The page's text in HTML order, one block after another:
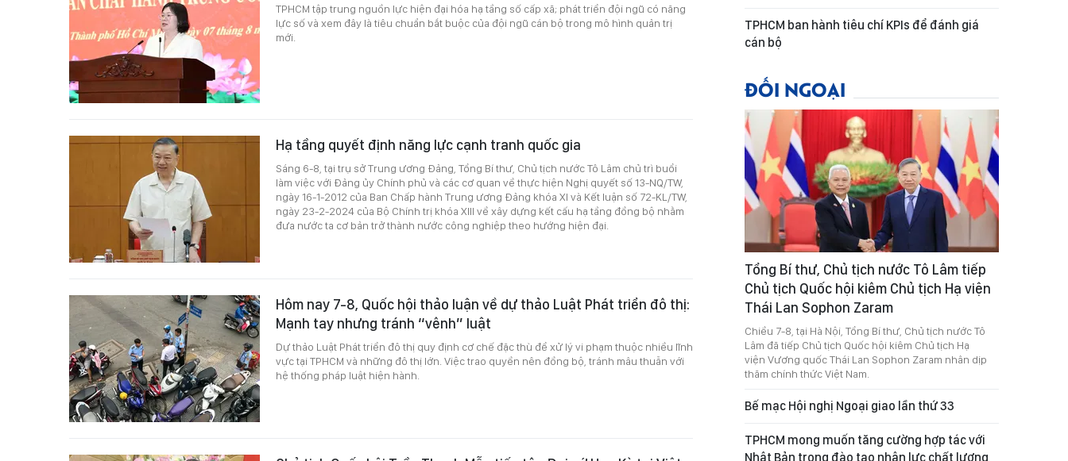
TPHCM tập trung nguồn lực hiện đại hóa hạ tầng số cấp xã; phát triển đội ngũ có năng
lực số và xem đây là tiêu chuẩn bắt buộc của đội ngũ cán bộ trong mô hình quản trị
mới.
Hạ tầng quyết định năng lực cạnh tranh quốc gia
Sáng 6-8, tại trụ sở Trung ương Đảng, Tổng Bí thư, Chủ tịch nước Tô Lâm chủ trì buổi
làm việc với Đảng ủy Chính phủ và các cơ quan về thực hiện Nghị quyết số 13-NQ/TW,
ngày 16-1-2012 của Ban Chấp hành Trung ương Đảng khóa XI và Kết luận số 72-KL/TW,
ngày 23-2-2024 của Bộ Chính trị khóa XIII về xây dựng kết cấu hạ tầng đồng bộ nhằm
đưa nước ta cơ bản trở thành nước công nghiệp theo hướng hiện đại.
Hôm nay 7-8, Quốc hội thảo luận về dự thảo Luật Phát triển đô thị:
Mạnh tay nhưng tránh “vênh” luật
Dự thảo Luật Phát triển đô thị quy định cơ chế đặc thù để xử lý vi phạm thuộc nhiều lĩnh
vực tại TPHCM và những đô thị lớn. Việc trao quyền nên đồng bộ, tránh mâu thuẫn với
hệ thống pháp luật hiện hành.
TPHCM ban hành tiêu chí KPIs để đánh giá
cán bộ
ĐỐI NGOẠI
Tổng Bí thư, Chủ tịch nước Tô Lâm tiếp
Chủ tịch Quốc hội kiêm Chủ tịch Hạ viện
Thái Lan Sophon Zaram
Chiều 7-8, tại Hà Nội, Tổng Bí thư, Chủ tịch nước Tô
Lâm đã tiếp Chủ tịch Quốc hội kiêm Chủ tịch Hạ
viện Vương quốc Thái Lan Sophon Zaram nhân dịp
thăm chính thức Việt Nam.
Bế mạc Hội nghị Ngoại giao lần thứ 33
TPHCM mong muốn tăng cường hợp tác với
Nhật Bản trong đào tạo nhân lực chất lượng